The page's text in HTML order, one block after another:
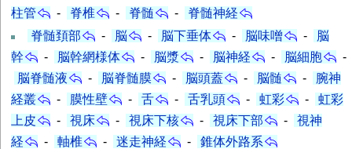
柱管
- 脊椎 - 脊髄 -
脊髄神経
脊髄頚部
- 脳 - 脳下垂体 - 脳味噌 -
脳
幹
- 脳幹網様体 - 脳漿 - 脳神経 - 脳細胞
-
脳脊髄液
- 脳脊髄膜 - 脳頭蓋 - 脳髄 -
腕神
経叢
- 膜性壁 - 舌 - 舌乳頭 - 虹彩 -
虹彩
上皮
- 視床 - 視床下核 - 視床下部 -
視神
経
- 軸椎 - 迷走神経 -
錐体外路系